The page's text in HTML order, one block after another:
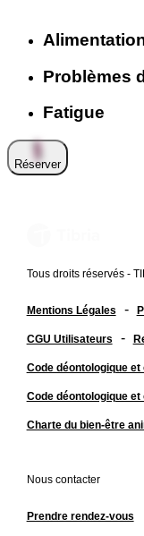
Problèmes
Fatigue
Réserver
Tous droits réservés -
Mentions Légales -
CGU Utilisateurs -
Code déontologique
Code déontologique
Charte du bien-être
Nous contacter
Prendre rendez-vous